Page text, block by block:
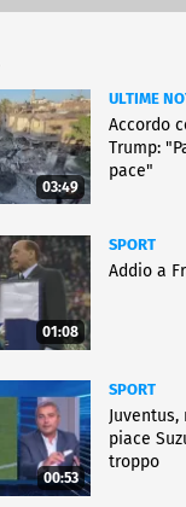
03:49
ULTIME
Accordo
Trump:
pace"
01:08
SPORT
Addio a
00:53
SPORT
piace
troppo